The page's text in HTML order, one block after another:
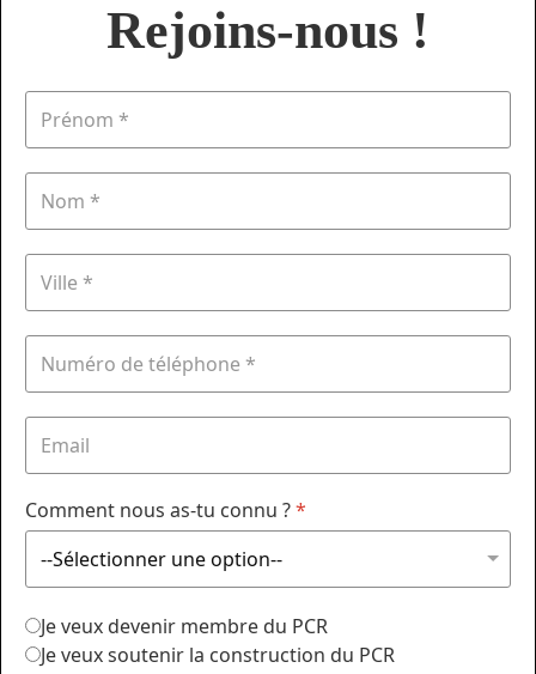
Rejoins-nous !
Comment nous as-tu connu ?*
Je veux devenir membre du PCR
Je veux soutenir la construction du PCR